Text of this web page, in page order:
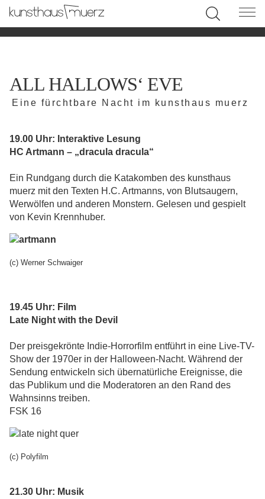
ALL HALLOWS‘ EVE
Eine fürchtbare Nacht im kunsthaus muerz
19.00 Uhr: Interaktive Lesung
HC Artmann – „dracula dracula“
Ein Rundgang durch die Katakomben des kunsthaus
muerz mit den Texten H.C. Artmanns, von Blutsaugern,
Werwölfen und anderen Monstern. Gelesen und gespielt
von Kevin Krennhuber.
(c) Werner Schwaiger
19.45 Uhr: Film
Late Night with the Devil
Der preisgekrönte Indie-Horrorfilm entführt in eine Live-TV-
Show der 1970er in der Halloween-Nacht. Während der
Sendung entwickeln sich übernatürliche Ereignisse, die
das Publikum und die Moderatoren an den Rand des
Wahnsinns treiben.
FSK 16
(c) Polyfilm
21.30 Uhr: Musik